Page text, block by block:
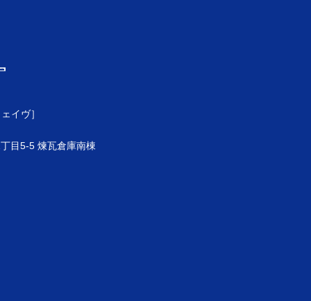
イヴ］
目5-5 煉瓦倉庫南棟